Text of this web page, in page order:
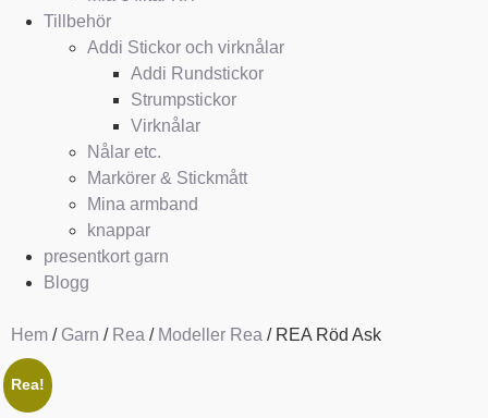
Tillbehör
Addi Stickor och virknålar
Addi Rundstickor
Strumpstickor
Virknålar
Nålar etc.
Markörer & Stickmått
Mina armband
knappar
presentkort garn
Blogg
Hem / Garn / Rea / Modeller Rea / REA Röd Ask
Rea!